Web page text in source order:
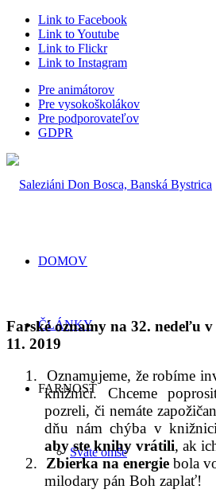
Link to Facebook
Link to Youtube
Link to Flickr
Link to Instagram
Pre animátorov
Pre vysokoškolákov
Pre podporovateľov
GDPR
DOMOV
ČLÁNKY
FARNOSŤ
Sväté omše
Farské oznamy na 32. nedeľu
11. 2019
1.
Oznamujeme, že robíme
knižnici. Chceme
pozreli, či nemáte
dňu nám chýba v
aby ste knihy vrátili, ak
2. Zbierka na energiebola
milodary pán Boh zaplať!